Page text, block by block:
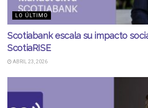
LO ÚLTIMO
Scotiabank escala su impacto
ScotiaRISE
ABRIL 23, 2026